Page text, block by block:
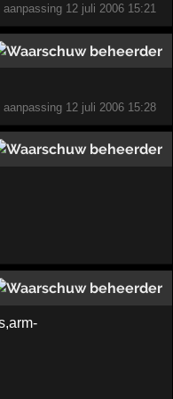
aanpassing 12 juli 2006 15:21
aanpassing 12 juli 2006 15:28